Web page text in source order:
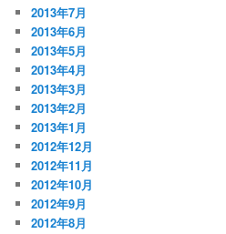
2013年7月
2013年6月
2013年5月
2013年4月
2013年3月
2013年2月
2013年1月
2012年12月
2012年11月
2012年10月
2012年9月
2012年8月